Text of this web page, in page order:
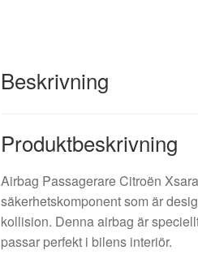
Beskrivning
Produktbeskrivning
Airbag Passagerare Citroën
säkerhetskomponent som är
kollision. Denna airbag är
passar perfekt i bilens interiör.